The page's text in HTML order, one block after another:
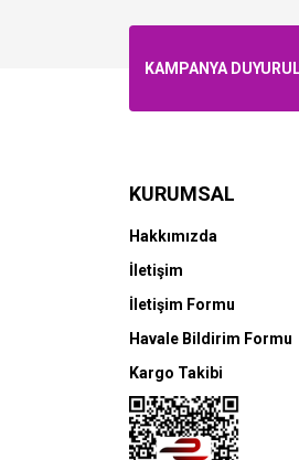
KAMPANYA
KURUMSAL
Hakkımızda
İletişim
İletişim Formu
Havale Bildirim Formu
Kargo Takibi